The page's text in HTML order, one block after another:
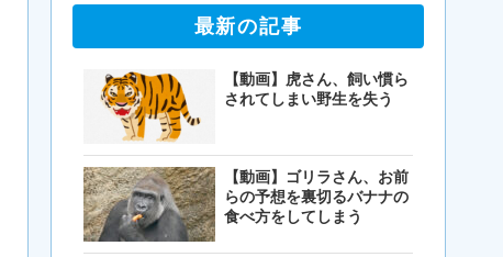
最新の記事
【動画】虎さん、飼い慣ら
されてしまい野生を失う
【動画】ゴリラさん、お前
らの予想を裏切るバナナの
食べ方をしてしまう